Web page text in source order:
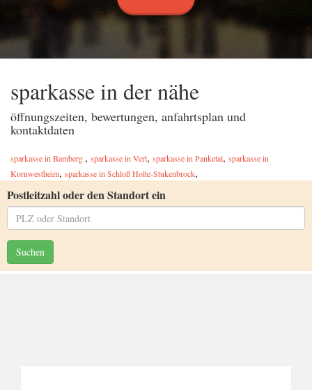
sparkasse in der nähe
öffnungszeiten, bewertungen, anfahrtsplan und
kontaktdaten
sparkasse in Bamberg , sparkasse in Verl, sparkasse in Panketal, sparkasse in
Kornwestheim, sparkasse in Schloß Holte-Stukenbrock,
Postleitzahl oder den Standort ein
Suchen